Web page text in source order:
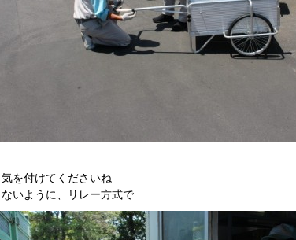
を付けてくださいね
いように、リレー方式で